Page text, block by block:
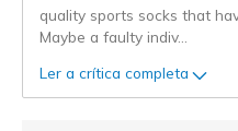
quality sports socks that
Maybe a faulty indiv...
Ler a crítica completa